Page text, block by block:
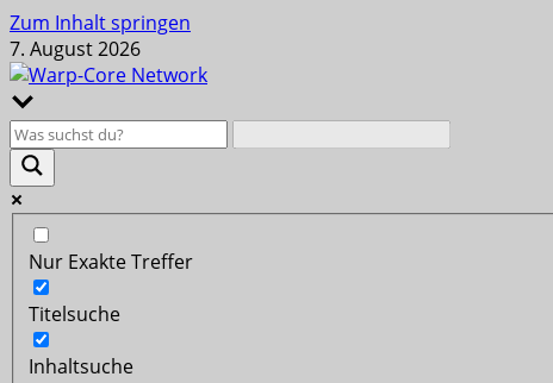
Zum Inhalt springen
7. August 2026
Nur Exakte Treffer
Titelsuche
Inhaltsuche